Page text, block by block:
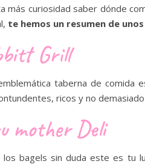
más curiosidad saber dónde
te hemos un resumen de
Grill
taberna de comida
ricos y no
mother Deli
bagels sin duda este es tu